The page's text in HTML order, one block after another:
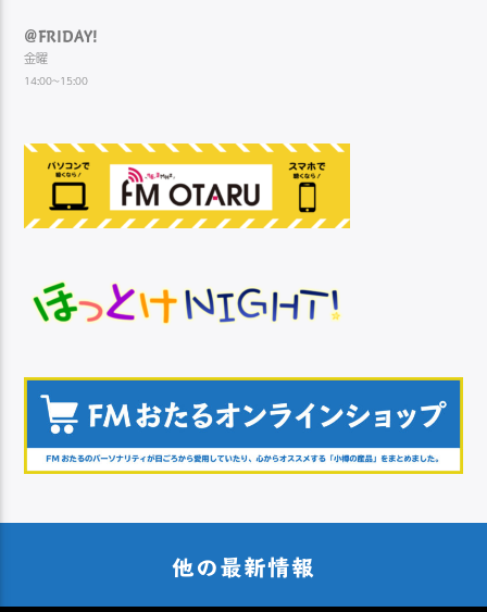
@FRIDAY!
金曜
14:00~15:00
他の最新情報